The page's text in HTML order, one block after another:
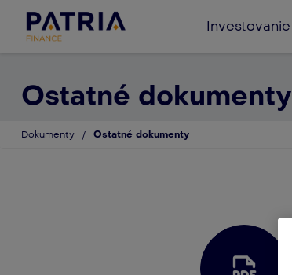
Investovanie
Ostatné dokumenty
Dokumenty / Ostatné dokumenty